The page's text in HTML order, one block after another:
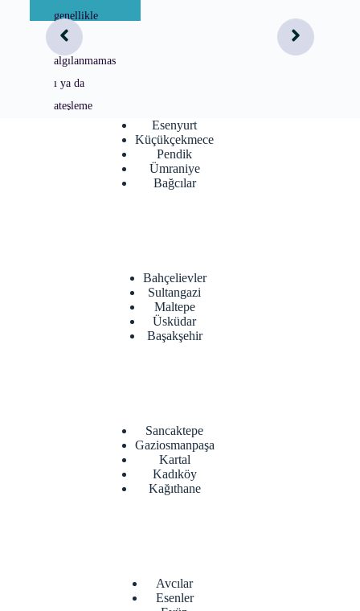
genellikle
alev
algılanmamas
ı ya da
ateşleme
Esenyurt
Küçükçekmece
Pendik
Ümraniye
Bağcılar
Bahçelievler
Sultangazi
Maltepe
Üsküdar
Başakşehir
Sancaktepe
Gaziosmanpaşa
Kartal
Kadıköy
Kağıthane
Avcılar
Esenler